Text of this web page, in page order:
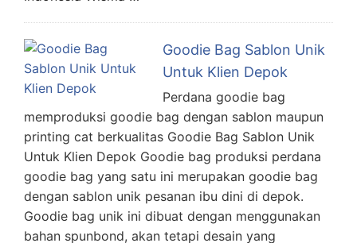
Goodie Bag Sablon Unik
Untuk Klien Depok
Perdana goodie bag
memproduksi goodie bag dengan sablon maupun
printing cat berkualitas Goodie Bag Sablon Unik
Untuk Klien Depok Goodie bag produksi perdana
goodie bag yang satu ini merupakan goodie bag
dengan sablon unik pesanan ibu dini di depok.
Goodie bag unik ini dibuat dengan menggunakan
bahan spunbond, akan tetapi desain yang